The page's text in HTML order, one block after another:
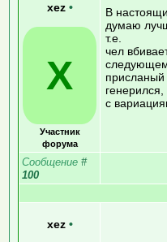
xez •
X
Участник
форума
В
думаю
т.е.
чел
следующем
присланый
с
Сообщение #
100
xez •